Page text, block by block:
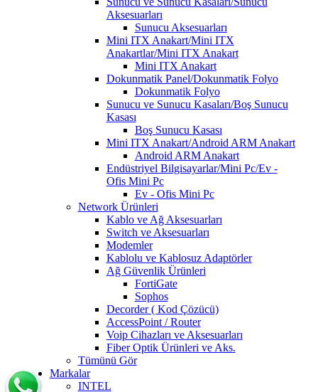
Aksesuarları
Sunucu Aksesuarları
Mini ITX Anakart/Mini ITX
Anakartlar/Mini ITX Anakart
Mini ITX Anakart
Dokunmatik Panel/Dokunmatik Folyo
Dokunmatik Folyo
Sunucu ve Sunucu Kasaları/Boş Sunucu
Kasası
Boş Sunucu Kasası
Mini ITX Anakart/Android ARM Anakart
Android ARM Anakart
Endüstriyel Bilgisayarlar/Mini Pc/Ev -
Ofis Mini Pc
Ev - Ofis Mini Pc
Network Ürünleri
Kablo ve Ağ Aksesuarları
Switch ve Aksesuarları
Modemler
Kablolu ve Kablosuz Adaptörler
Ağ Güvenlik Ürünleri
FortiGate
Sophos
Decorder ( Kod Çözücü)
AccessPoint / Router
Voip Cihazları ve Aksesuarları
Fiber Optik Ürünleri ve Aks.
Tümünü Gör
Markalar
INTEL